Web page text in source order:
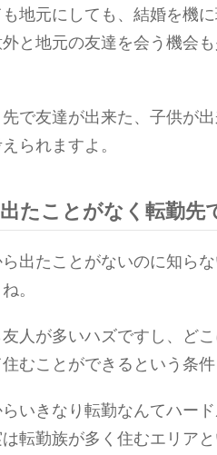
地元にしても、結婚を機
と地元の友達を会う機会
で友達が出来た、子供が
られますよ。
たことがなく転勤先
出たことがないのに知ら
。
人が多いハズですし、ど
むことができるという条
いきなり転勤なんてハー
転勤族が多く住むエリア